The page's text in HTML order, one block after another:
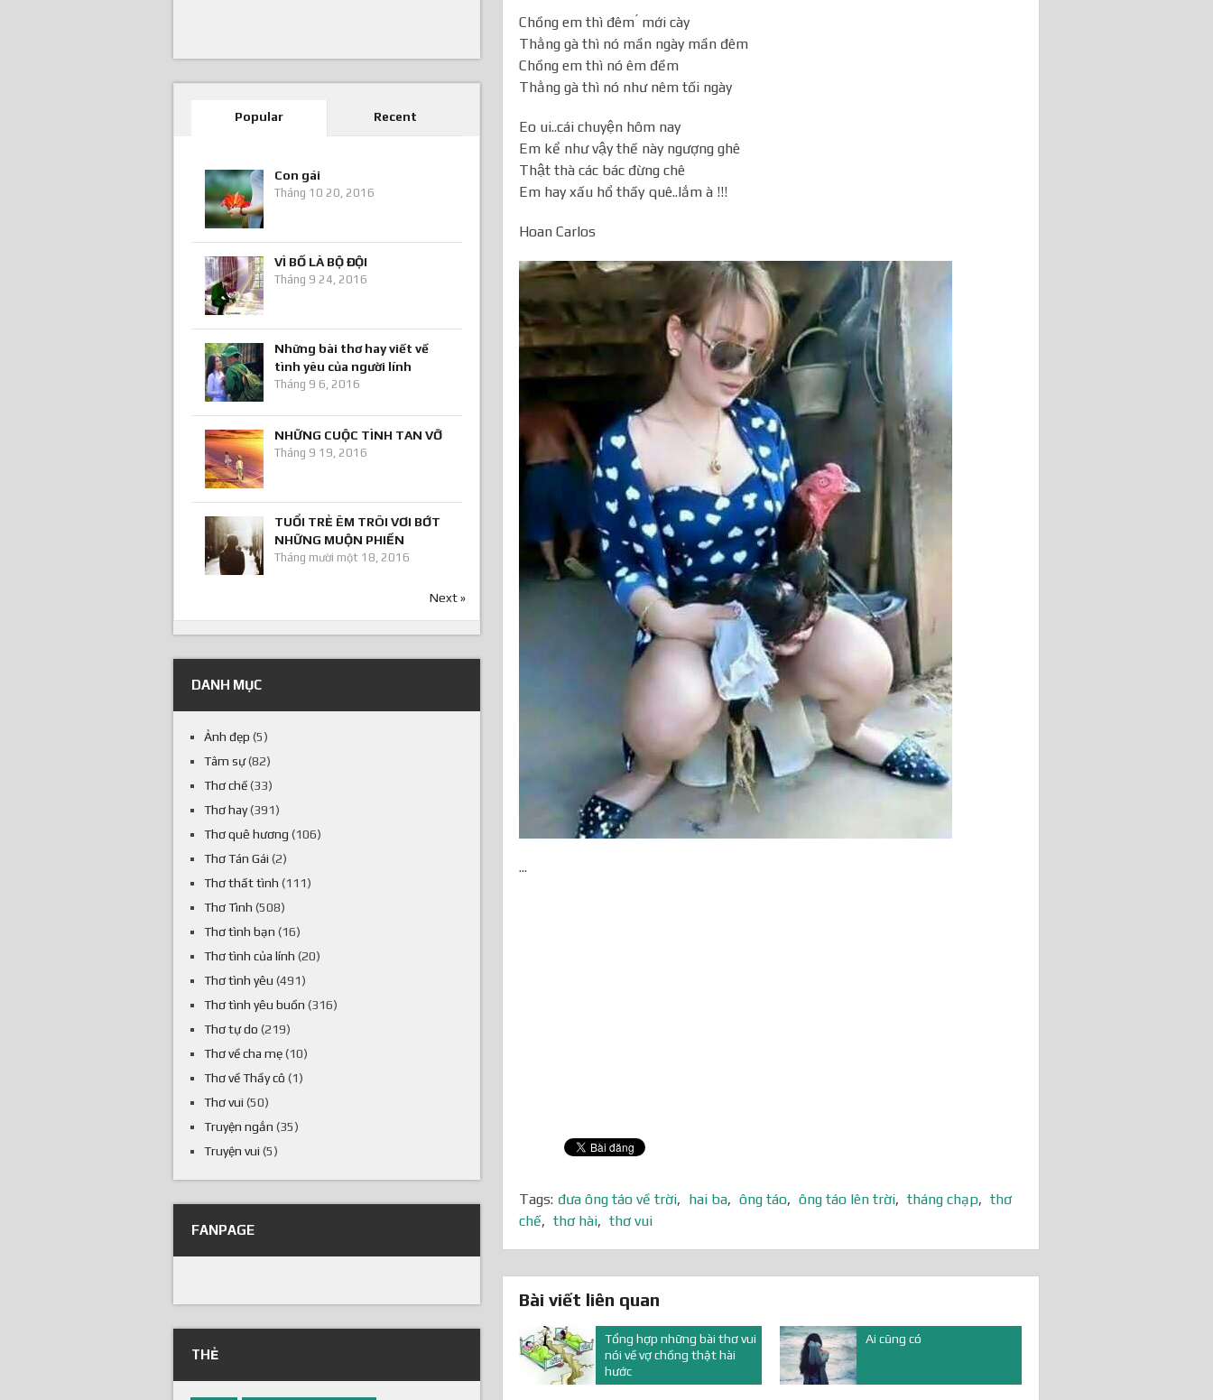
Chồng em thì đêm ́ mới cày
Thằng gà thì nó mần ngày mần đêm
Chồng em thì nó êm đềm
Thằng gà thì nó như nêm tối ngày
Eo ui..cái chuyện hôm nay
Em kể như vậy thế này ngượng ghê
Thật thà các bác đừng chê
Em hay xấu hổ thấy quê..lắm à !!!
Hoan Carlos
...
Tags: đưa ông táo về trời, hai ba, ông táo, ông táo lên trời, tháng chạp, thơ
chế, thơ hài, thơ vui
Bài viết liên quan
Tổng hợp những bài thơ vui
nói về vợ chồng thật hài
hước
Ai cũng có
Popular Recent
Con gái
Tháng 10 20, 2016
VÌ BỐ LÀ BỘ ĐỘI
Tháng 9 24, 2016
Những bài thơ hay viết về
tình yêu của người lính
Tháng 9 6, 2016
NHỮNG CUỘC TÌNH TAN VỠ
Tháng 9 19, 2016
TUỔI TRẺ ÊM TRÔI VƠI BỚT
NHỮNG MUỘN PHIỀN
Tháng mười một 18, 2016
Next »
DANH MỤC
Ảnh đẹp (5)
Tâm sự(82)
Thơ chế(33)
Thơ hay(391)
Thơ quê hương (106)
Thơ Tán Gái (2)
Thơ thất tình (111)
Thơ Tình (508)
Thơ tình bạn (16)
Thơ tình của lính (20)
Thơ tình yêu (491)
Thơ tình yêu buồn (316)
Thơ tự do (219)
Thơ về cha mẹ(10)
Thơ về Thầy cô (1)
Thơ vui (50)
Truyện ngắn (35)
Truyện vui (5)
FANPAGE
THẺ